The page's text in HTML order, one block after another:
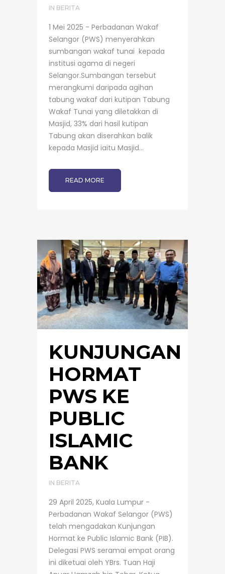
IN BERITA
1 Mei 2025 - Perbadanan Wakaf
Selangor (PWS) menyerahkan
sumbangan wakaf tunai kepada
institusi agama di negeri
Selangor.Sumbangan tersebut
merangkumi daripada agihan
tabung wakaf dari kutipan Tabung
Wakaf Tunai yang diletakkan di
Masjid, 33% dari hasil kutipan
Tabung akan diserahkan balik
kepada Masjid iaitu Masjid...
READ MORE
KUNJUNGAN
HORMAT
PWS KE
PUBLIC
ISLAMIC
BANK
IN BERITA
29 April 2025, Kuala Lumpur -
Perbadanan Wakaf Selangor (PWS)
telah mengadakan Kunjungan
Hormat ke Public Islamic Bank (PIB).
Delegasi PWS seramai empat orang
ini diketuai oleh YBrs. Tuan Haji